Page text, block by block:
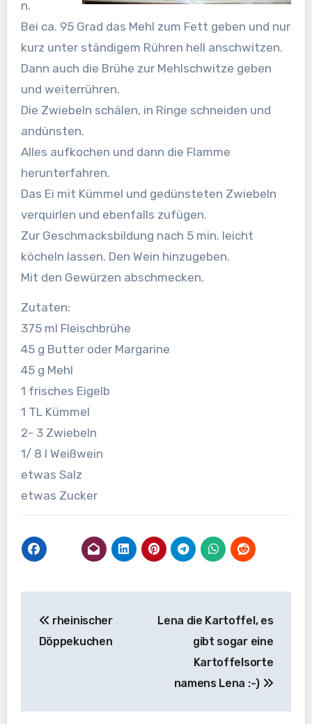
n.
Bei ca. 95 Grad das Mehl zum Fett geben und nur
kurz unter ständigem Rühren hell anschwitzen.
Dann auch die Brühe zur Mehlschwitze geben
und weiterrühren.
Die Zwiebeln schälen, in Ringe schneiden und
andünsten.
Alles aufkochen und dann die Flamme
herunterfahren.
Das Ei mit Kümmel und gedünsteten Zwiebeln
verquirlen und ebenfalls zufügen.
Zur Geschmacksbildung nach 5 min. leicht
köcheln lassen. Den Wein hinzugeben.
Mit den Gewürzen abschmecken.
Zutaten:
375 ml Fleischbrühe
45 g Butter oder Margarine
45 g Mehl
1 frisches Eigelb
1 TL Kümmel
2- 3 Zwiebeln
1/ 8 l Weißwein
etwas Salz
etwas Zucker
rheinischer
Döppekuchen
Lena die Kartoffel, es
gibt sogar eine
Kartoffelsorte
namens Lena :-)